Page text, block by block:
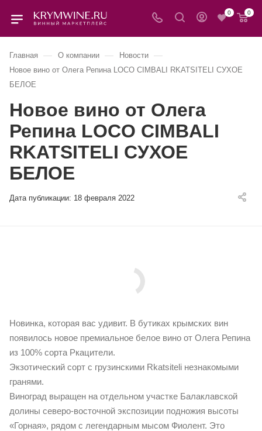
0 0
Главная — О компании — Новости —
Новое вино от Олега Репина LOCO CIMBALI RKATSITELI СУХОЕ
БЕЛОЕ
Новое вино от Олега
Репина LOCO CIMBALI
RKATSITELI СУХОЕ
БЕЛОЕ
Дата публикации: 18 февраля 2022
Новинка, которая вас удивит. В бутиках крымских вин
появилось новое премиальное белое вино от Олега Репина
из 100% сорта Ркацители.
Экзотический сорт с грузинскими Rkatsiteli незнакомыми
гранями.
Виноград выращен на отдельном участке Балаклавской
долины северо-восточной экспозиции подножия высоты
«Горная», рядом с легендарным мысом Фиолент. Это